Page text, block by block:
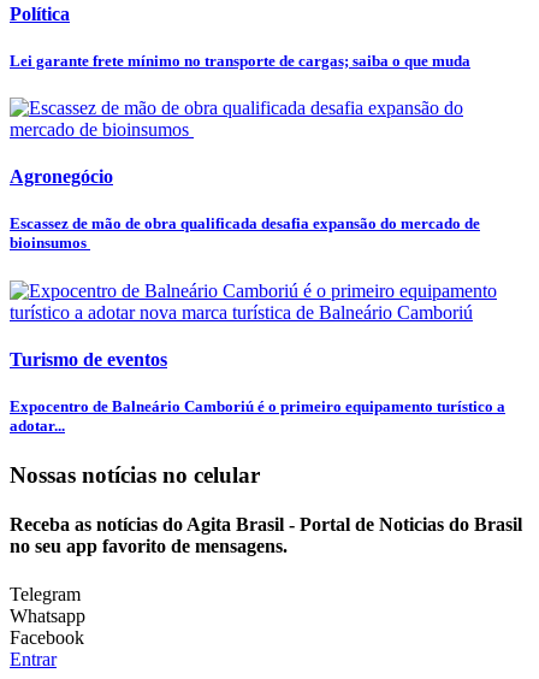
Política
Lei garante frete mínimo no transporte de cargas; saiba o que muda
Agronegócio
Escassez de mão de obra qualificada desafia expansão do mercado de
bioinsumos
Turismo de eventos
Expocentro de Balneário Camboriú é o primeiro equipamento turístico a
adotar...
Nossas notícias no celular
Receba as notícias do Agita Brasil - Portal de Noticias do Brasil
no seu app favorito de mensagens.
Telegram
Whatsapp
Facebook
Entrar